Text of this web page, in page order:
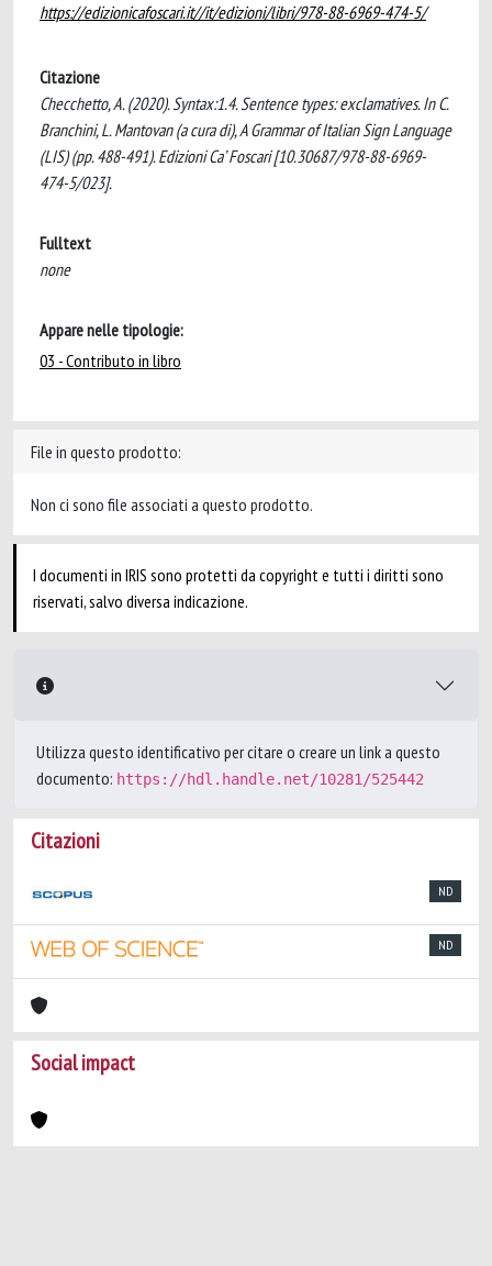
https://edizionicafoscari.it//it/edizioni/libri/978-88-6969-474-5/
Citazione
Checchetto, A. (2020). Syntax:1.4. Sentence types: exclamatives. In C.
Branchini, L. Mantovan (a cura di), A Grammar of Italian Sign Language
(LIS) (pp. 488-491). Edizioni Ca’ Foscari [10.30687/978-88-6969-
474-5/023].
Fulltext
none
Appare nelle tipologie:
03 - Contributo in libro
File in questo prodotto:
Non ci sono file associati a questo prodotto.
I documenti in IRIS sono protetti da copyright e tutti i diritti sono
riservati, salvo diversa indicazione.
Utilizza questo identificativo per citare o creare un link a questo
documento: https://hdl.handle.net/10281/525442
Citazioni
ND
ND
Social impact